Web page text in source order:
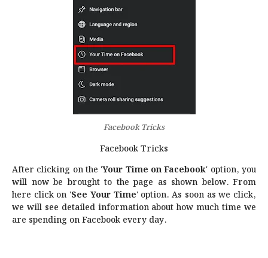
Facebook Tricks
Facebook Tricks
After clicking on the 'Your Time on Facebook' option, you
will now be brought to the page as shown below. From
here click on 'See Your Time' option. As soon as we click,
we will see detailed information about how much time we
are spending on Facebook every day.